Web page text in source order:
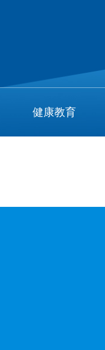
健康教育